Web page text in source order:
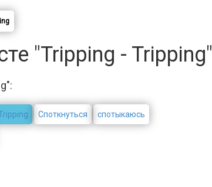
"Tripping - Tripping"
Споткнуться спотыкаюсь